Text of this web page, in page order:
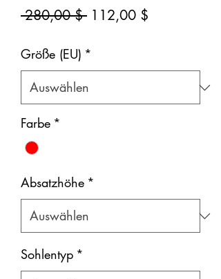
280,00 $ Standardpreis
112,00 $
Größe (EU) *
Farbe *
Absatzhöhe *
Sohlentyp *